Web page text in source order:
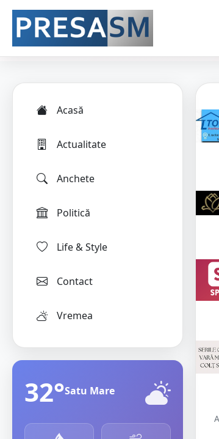
Acasă
Actualitate
Anchete
Politică
Life & Style
Contact
Vremea
32°Satu Mare